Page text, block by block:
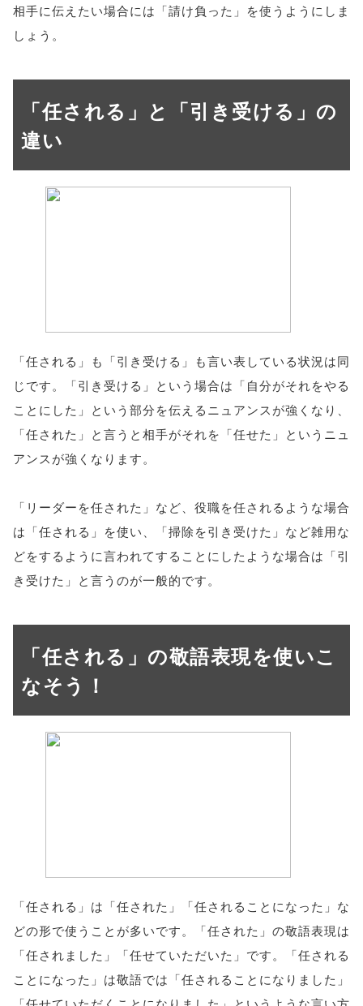
相手に伝えたい場合には「請け負った」を使うようにしま
しょう。
「任される」と「引き受ける」の
違い
「任される」も「引き受ける」も言い表している状況は同
じです。「引き受ける」という場合は「自分がそれをやる
ことにした」という部分を伝えるニュアンスが強くなり、
「任された」と言うと相手がそれを「任せた」というニュ
アンスが強くなります。
「リーダーを任された」など、役職を任されるような場合
は「任される」を使い、「掃除を引き受けた」など雑用な
どをするように言われてすることにしたような場合は「引
き受けた」と言うのが一般的です。
「任される」の敬語表現を使いこ
なそう！
「任される」は「任された」「任されることになった」な
どの形で使うことが多いです。「任された」の敬語表現は
「任されました」「任せていただいた」です。「任される
ことになった」は敬語では「任されることになりました」